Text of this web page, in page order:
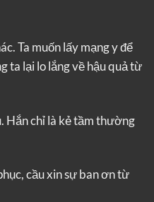
Ta muốn lấy mạng y để
ta lại lo lắng về hậu quả từ
Hắn chỉ là kẻ tầm thường
cầu xin sự ban ơn từ